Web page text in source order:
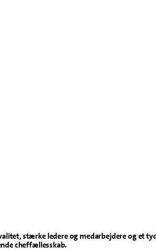
stærke ledere og medarbejdere og et
cheffællesskab.